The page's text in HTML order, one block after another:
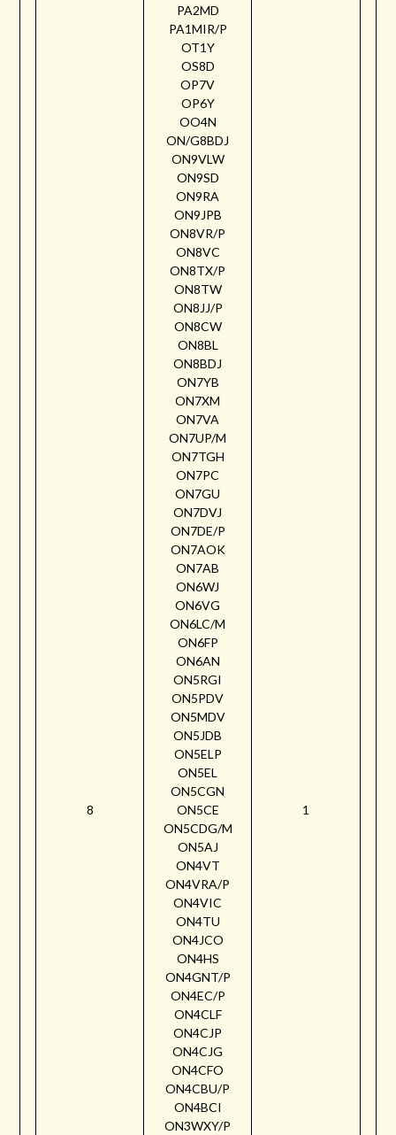
8
PA2MD
PA1MIR/P
OT1Y
OS8D
OP7V
OP6Y
OO4N
ON/G8BDJ
ON9VLW
ON9SD
ON9RA
ON9JPB
ON8VR/P
ON8VC
ON8TX/P
ON8TW
ON8JJ/P
ON8CW
ON8BL
ON8BDJ
ON7YB
ON7XM
ON7VA
ON7UP/M
ON7TGH
ON7PC
ON7GU
ON7DVJ
ON7DE/P
ON7AOK
ON7AB
ON6WJ
ON6VG
ON6LC/M
ON6FP
ON6AN
ON5RGI
ON5PDV
ON5MDV
ON5JDB
ON5ELP
ON5EL
ON5CGN
ON5CE
ON5CDG/M
ON5AJ
ON4VT
ON4VRA/P
ON4VIC
ON4TU
ON4JCO
ON4HS
ON4GNT/P
ON4EC/P
ON4CLF
ON4CJP
ON4CJG
ON4CFO
ON4CBU/P
ON4BCI
ON3WXY/P
1